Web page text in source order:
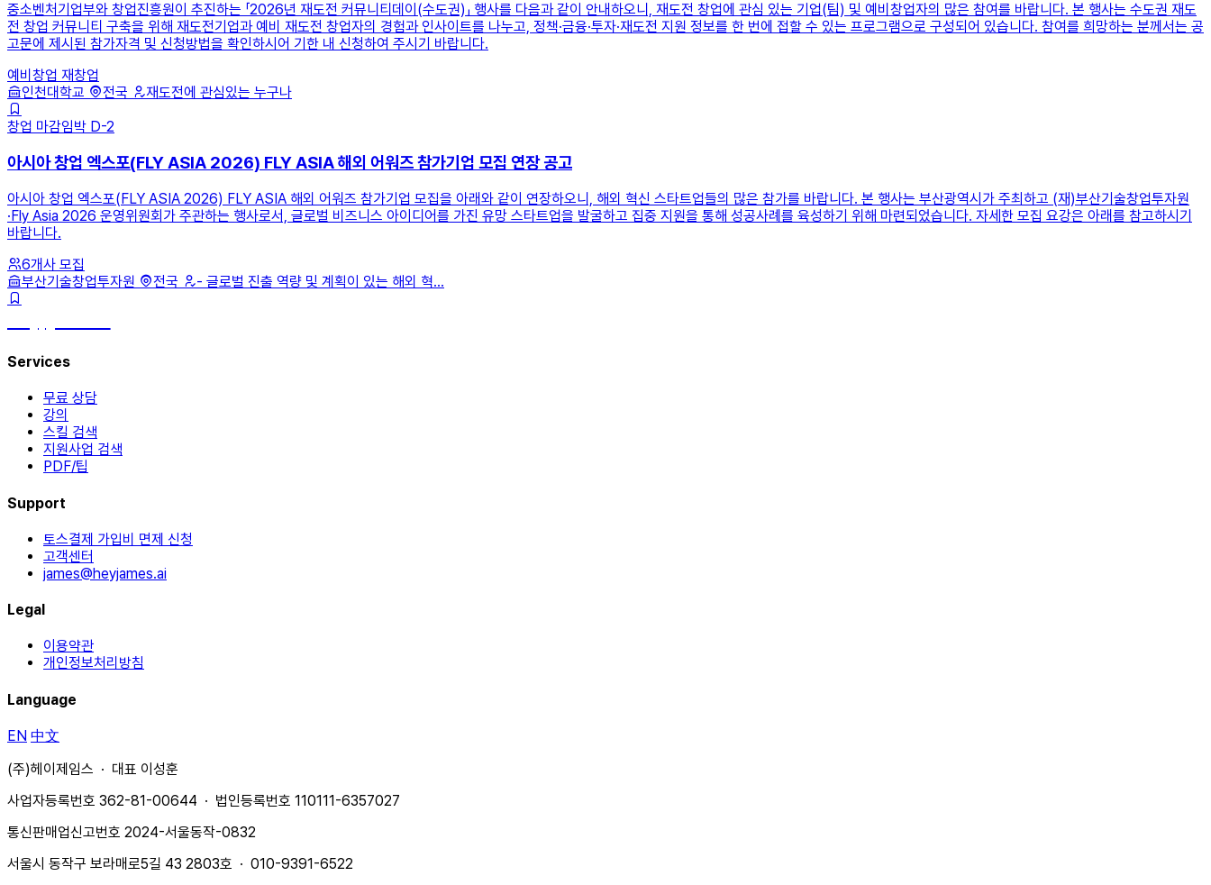
중소벤처기업부와 창업진흥원이 추진하는 「2026년 재도전 커뮤니티데이(수도권)」 행사를 다음과 같이 안내하오니, 재도전 창업에 관심 있는 기업(팀) 및 예비창업자의 많은 참여를 바랍니다. 본 행사는 수도권 재도
전 창업 커뮤니티 구축을 위해 재도전기업과 예비 재도전 창업자의 경험과 인사이트를 나누고, 정책·금융·투자·재도전 지원 정보를 한 번에 접할 수 있는 프로그램으로 구성되어 있습니다. 참여를 희망하는 분께서는 공
고문에 제시된 참가자격 및 신청방법을 확인하시어 기한 내 신청하여 주시기 바랍니다.
예비창업 재창업
인천대학교
전국
재도전에 관심있는 누구나
창업 마감임박 D-2
아시아 창업 엑스포(FLY ASIA 2026) FLY ASIA 해외 어워즈 참가기업 모집 연장 공고
아시아 창업 엑스포(FLY ASIA 2026) FLY ASIA 해외 어워즈 참가기업 모집을 아래와 같이 연장하오니, 해외 혁신 스타트업들의 많은 참가를 바랍니다. 본 행사는 부산광역시가 주최하고 (재)부산기술창업투자원
·Fly Asia 2026 운영위원회가 주관하는 행사로서, 글로벌 비즈니스 아이디어를 가진 유망 스타트업을 발굴하고 집중 지원을 통해 성공사례를 육성하기 위해 마련되었습니다. 자세한 모집 요강은 아래를 참고하시기
바랍니다.
6개사 모집
부산기술창업투자원
전국 - 글로벌 진출 역량 및 계획이 있는 해외 혁...
Services
무료 상담
강의
스킬 검색
지원사업 검색
PDF/팁
Support
토스결제 가입비 면제 신청
고객센터
james@heyjames.ai
Legal
이용약관
개인정보처리방침
Language
EN 中文
(주)헤이제임스 · 대표 이성훈
사업자등록번호 362-81-00644 · 법인등록번호 110111-6357027
통신판매업신고번호 2024-서울동작-0832
서울시 동작구 보라매로5길 43 2803호 · 010-9391-6522